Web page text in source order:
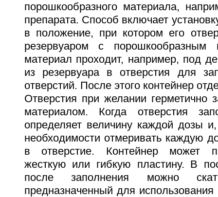
порошкообразного материала,
препарата. Способ включает
в положение, при котором его
резервуаром с порошкообразным
материал проходит, например, под
из резервуара в отверстия для
отверстий. После этого контейнер
Отверстия при желании герметично
материалом. Когда отверстия
определяет величину каждой дозы
необходимости отмеривать каждую
в отверстие. Контейнер может
жесткую или гибкую пластину. В
после заполнения можно
предназначенный для